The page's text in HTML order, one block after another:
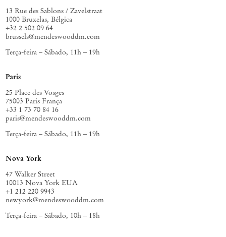
13 Rue des Sablons / Zavelstraat
1000 Bruxelas, Bélgica
+32 2 502 09 64
brussels@mendeswooddm.com
Terça-feira – Sábado, 11h – 19h
Paris
25 Place des Vosges
75003 Paris França
+33 1 73 70 84 16
paris@mendeswooddm.com
Terça-feira – Sábado, 11h – 19h
Nova York
47 Walker Street
10013 Nova York EUA
+1 212 220 9943
newyork@mendeswooddm.com
Terça-feira – Sábado, 10h – 18h